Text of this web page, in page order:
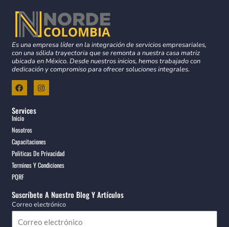
Es una empresa líder en la integración de servicios empresariales,
con una sólida trayectoria que se remonta a nuestra casa matriz
ubicada en México. Desde nuestros inicios, hemos trabajado con
dedicación y compromiso para ofrecer soluciones integrales.
F
a
c
b
o
o
I
n
s
m
Services
Inicio
Nosotros
Capacitaciones
Politicas De Privacidad
Terminos Y Condiciones
PQRF
Suscríbete A Nuestro Blog Y Artículos
Correo electrónico